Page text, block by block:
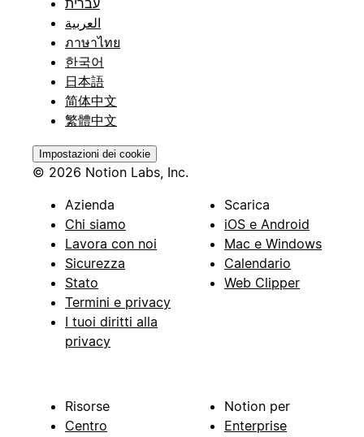
עברית
العربية
ภาษาไทย
한국어
日本語
简体中文
繁體中文
Impostazioni dei cookie
© 2026 Notion Labs, Inc.
Azienda
Chi siamo
Lavora con noi
Sicurezza
Stato
Termini e privacy
I tuoi diritti alla
privacy
Scarica
iOS e Android
Mac e Windows
Calendario
Web Clipper
Risorse
Centro
Notion per
Enterprise